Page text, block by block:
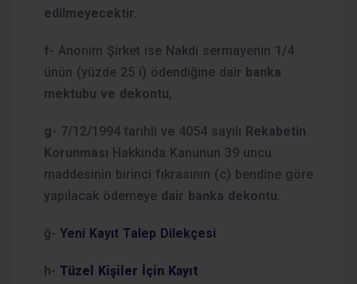
edilmeyecektir.
f- Anonim Şirket ise Nakdi sermayenin 1/4
ünün (yüzde 25 i) ödendiğine dair banka
mektubu ve dekontu,
g- 7/12/1994 tarihli ve 4054 sayılı Rekabetin
Korunması Hakkında Kanunun 39 uncu
maddesinin birinci fıkrasının (c) bendine göre
yapılacak ödemeye dair banka dekontu.
ğ- Yeni Kayıt Talep Dilekçesi
h- Tüzel Kişiler İçin Kayıt